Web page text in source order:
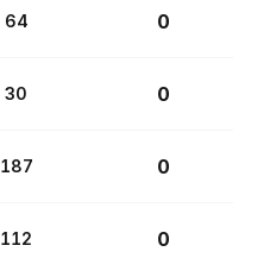
64 0
30 0
187 0
112 0